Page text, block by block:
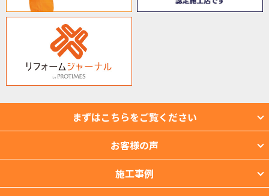
まずはこちらをご覧ください
お客様の声
施工事例